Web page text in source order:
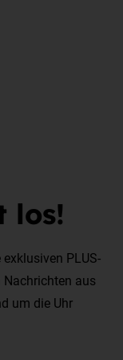
los!
PLUS-
aus
um die Uhr